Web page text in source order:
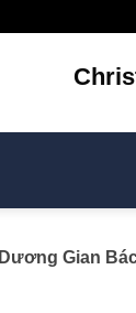
Dương Gian